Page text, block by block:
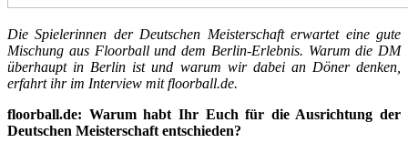
Die Spielerinnen der Deutschen Meisterschaft erwartet eine gute
Mischung aus Floorball und dem Berlin-Erlebnis. Warum die DM
überhaupt in Berlin ist und warum wir dabei an Döner denken,
erfahrt ihr im Interview mit floorball.de.
floorball.de: Warum habt Ihr Euch für die Ausrichtung der
Deutschen Meisterschaft entschieden?